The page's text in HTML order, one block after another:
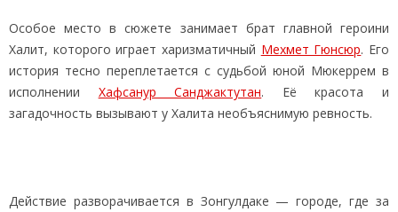
Особое место в сюжете занимает брат главной героини
Халит, которого играет харизматичный Мехмет Гюнсюр. Его
история тесно переплетается с судьбой юной Мюкеррем в
исполнении Хафсанур Санджактутан. Её красота и
загадочность вызывают у Халита необъяснимую ревность.
Действие разворачивается в Зонгулдаке — городе, где за